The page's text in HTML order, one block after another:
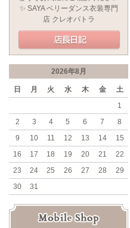
✨ SAYA ベリーダンス衣装専門
店 クレオパトラ
2026年8月
日 月 火 水 木 金
土
1
2
3 4 5 6 7
8
9
10 11 12 13 14
15
16
17 18 19 20 21
22
23
24 25 26 27 28
29
30
31